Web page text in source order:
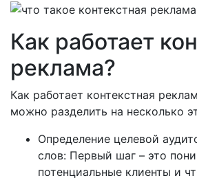
Как работает
реклама?
Как работает контекстная
можно разделить на несколько
Определение целевой
слов: Первый шаг – это
потенциальные клиенты и